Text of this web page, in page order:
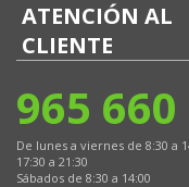
ATENCIÓN AL
CLIENTE
965
De lunes a viernes de 8:30 a
17:30 a 21:30
Sábados de 8:30 a 14:00